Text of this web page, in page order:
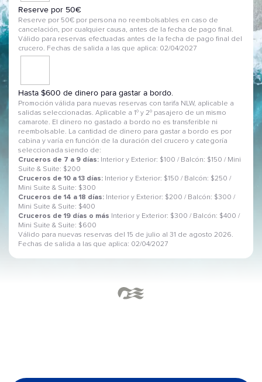
Reserve por 50€
Reserve por 50€ por persona no reembolsables en caso de
cancelación, por cualquier causa, antes de la fecha de pago final.
Válido para reservas efectuadas antes de la fecha de pago final del
crucero. Fechas de salida a las que aplica: 02/04/2027
Hasta $600 de dinero para gastar a bordo.
Promoción válida para nuevas reservas con tarifa NLW, aplicable a
salidas seleccionadas. Aplicable a 1º y 2º pasajero de un mismo
camarote. El dinero no gastado a bordo no es transferible ni
reembolsable. La cantidad de dinero para gastar a bordo es por
cabina y varía en función de la duración del crucero y categoría
seleccionada siendo de:
Cruceros de 7 a 9 días: Interior y Exterior: $100 / Balcón: $150 / Mini
Suite & Suite: $200
Cruceros de 10 a 13 días: Interior y Exterior: $150 / Balcón: $250 /
Mini Suite & Suite: $300
Cruceros de 14 a 18 días: Interior y Exterior: $200 / Balcón: $300 /
Mini Suite & Suite: $400
Cruceros de 19 días o más
Interior y Exterior: $300 / Balcón: $400 /
Mini Suite & Suite: $600
Válido para nuevas reservas del 15 de julio al 31 de agosto 2026.
Fechas de salida a las que aplica: 02/04/2027